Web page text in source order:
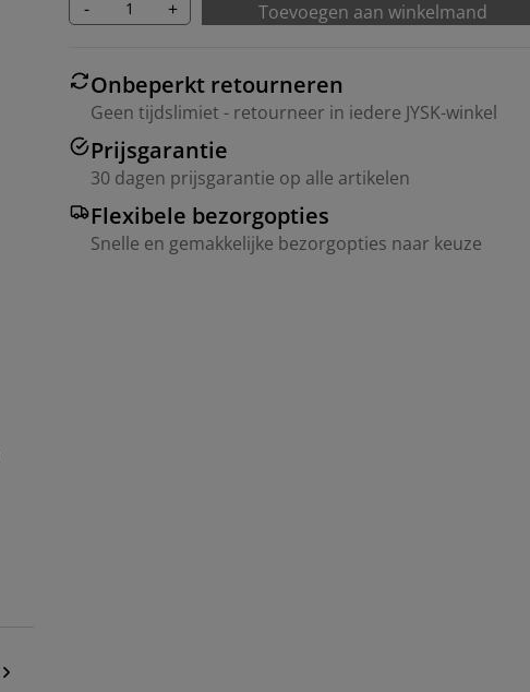
- + Toevoegen aan winkelmand
Onbeperkt retourneren
Geen tijdslimiet - retourneer in iedere JYSK-winkel
Prijsgarantie
30 dagen prijsgarantie op alle artikelen
Flexibele bezorgopties
Snelle en gemakkelijke bezorgopties naar keuze